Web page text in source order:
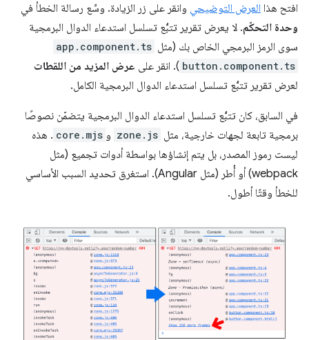
افتح هذا العرض التوضيحي وانقر على زر الزيادة. وسِّع رسالة الخطأ في
وحدة التحكّم. لا يعرض تقرير تتبُّع تسلسل استدعاء الدوال البرمجية
سوى الرمز البرمجي الخاص بك (مثل app.component.ts
button.component.ts ). انقر على عرض المزيد من اللقطات
لعرض تقرير تتبُّع تسلسل استدعاء الدوال البرمجية الكامل.
في السابق، كان تتبُّع تسلسل استدعاء الدوال البرمجية يتضمّن نصوصًا
برمجية تابعة لجهات خارجية، مثل zone.js و core.mjs . هذه
ليست رموز المصدر، بل يتم إنشاؤها بواسطة أدوات تجميع (مثل
webpack) أو أُطر (مثل Angular). استغرق تحديد السبب الأساسي
للخطأ وقتًا أطول.